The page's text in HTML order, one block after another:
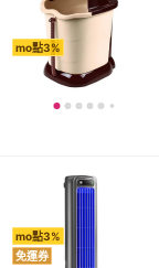
mo點3%
mo點3%
免運券